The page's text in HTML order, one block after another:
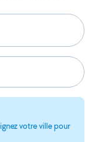
votre ville pour